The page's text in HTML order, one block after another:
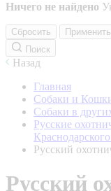
Ничего не найдено
Сбросить
Применить
Поиск
Назад
Главная
Собаки и
Собаки в
Русские
Русский
Русский